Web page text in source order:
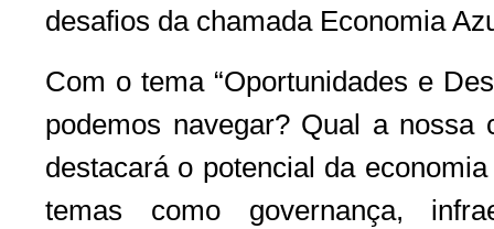
desafios da chamada Economia
Com o tema “Oportunidades e
podemos navegar? Qual a nossa
destacará o potencial da
temas como governança,